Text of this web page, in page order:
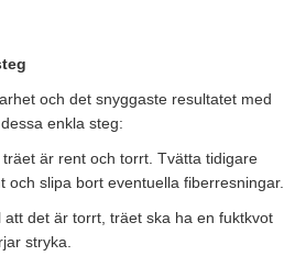
och det snyggaste resultatet med
enkla steg:
träet är rent och torrt. Tvätta tidigare
och slipa bort eventuella fiberresningar.
att det är torrt, träet ska ha en fuktkvot
stryka.